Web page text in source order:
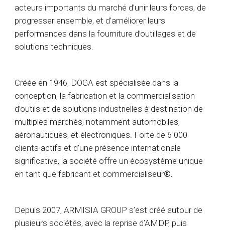
acteurs importants du marché d’unir leurs forces, de
progresser ensemble, et d’améliorer leurs
performances dans la fourniture d’outillages et de
solutions techniques.
Créée en 1946, DOGA est spécialisée dans la
conception, la fabrication et la commercialisation
d’outils et de solutions industrielles à destination de
multiples marchés, notamment automobiles,
aéronautiques, et électroniques. Forte de 6 000
clients actifs et d’une présence internationale
significative, la société offre un écosystème unique
en tant que fabricant et commercialiseur®.
Depuis 2007, ARMISIA GROUP s’est créé autour de
plusieurs sociétés, avec la reprise d’AMDP, puis